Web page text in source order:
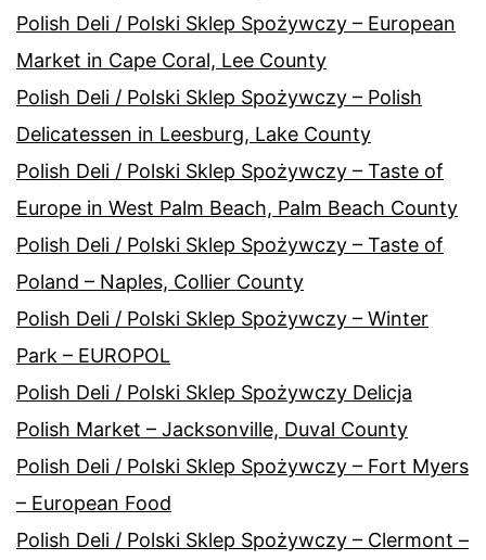
Polish Deli / Polski Sklep Spożywczy – European
Market in Cape Coral, Lee County
Polish Deli / Polski Sklep Spożywczy – Polish
Delicatessen in Leesburg, Lake County
Polish Deli / Polski Sklep Spożywczy – Taste of
Europe in West Palm Beach, Palm Beach County
Polish Deli / Polski Sklep Spożywczy – Taste of
Poland – Naples, Collier County
Polish Deli / Polski Sklep Spożywczy – Winter
Park – EUROPOL
Polish Deli / Polski Sklep Spożywczy Delicja
Polish Market – Jacksonville, Duval County
Polish Deli / Polski Sklep Spożywczy – Fort Myers
– European Food
Polish Deli / Polski Sklep Spożywczy – Clermont –